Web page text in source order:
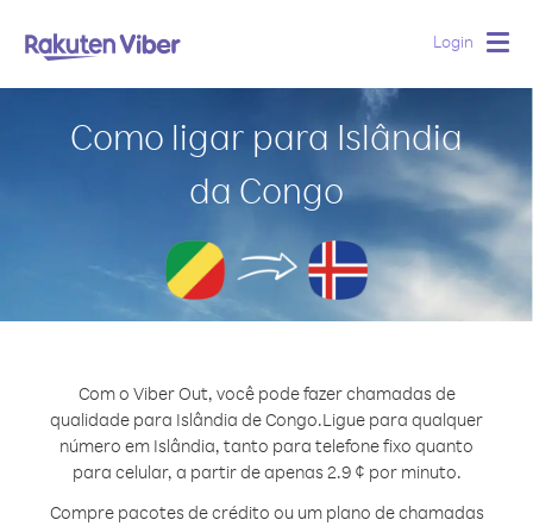
Login
Como ligar para Islândia
da Congo
Com o Viber Out, você pode fazer chamadas de
qualidade para Islândia de Congo.Ligue para qualquer
número em Islândia, tanto para telefone fixo quanto
para celular, a partir de apenas 2.9 ¢ por minuto.
Compre pacotes de crédito ou um plano de chamadas